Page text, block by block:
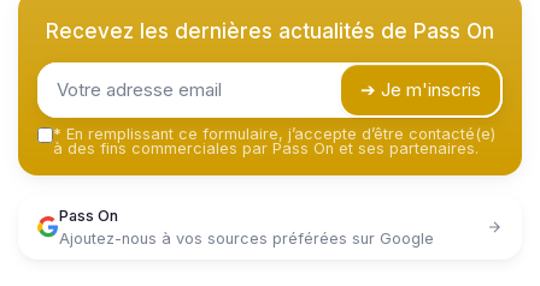
Recevez les dernières actualités de Pass On
➔ Je m'inscris
* En remplissant ce formulaire, j’accepte d’être contacté(e)
à des fins commerciales par Pass On et ses partenaires.
Pass On
Ajoutez-nous à vos sources préférées sur Google